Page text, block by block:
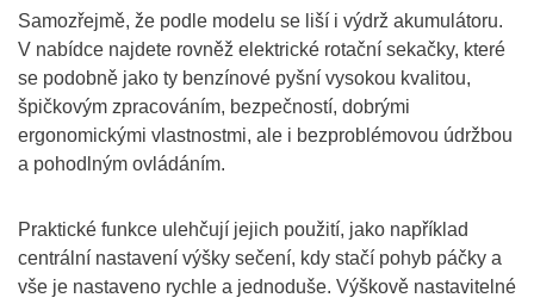
Samozřejmě, že podle modelu se liší i výdrž akumulátoru.
V nabídce najdete rovněž elektrické rotační sekačky, které
se podobně jako ty benzínové pyšní vysokou kvalitou,
špičkovým zpracováním, bezpečností, dobrými
ergonomickými vlastnostmi, ale i bezproblémovou údržbou
a pohodlným ovládáním.
Praktické funkce ulehčují jejich použití, jako například
centrální nastavení výšky sečení, kdy stačí pohyb páčky a
vše je nastaveno rychle a jednoduše. Výškově nastavitelné